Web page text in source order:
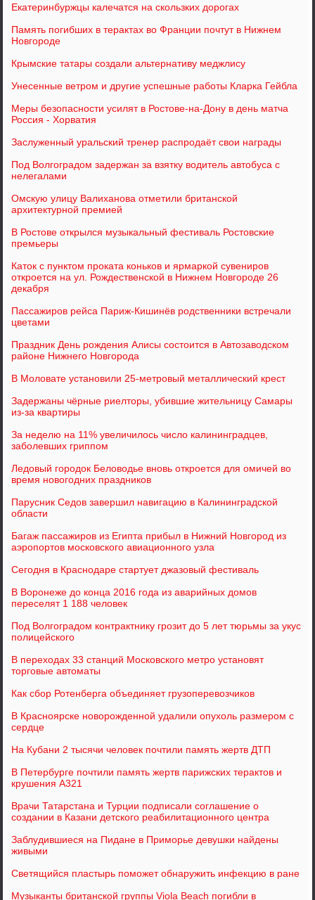
Екатеринбуржцы калечатся на скользких дорогах
Память погибших в терактах во Франции почтут в Нижнем
Новгороде
Крымские татары создали альтернативу меджлису
Унесенные ветром и другие успешные работы Кларка Гейбла
Меры безопасности усилят в Ростове-на-Дону в день матча
Россия - Хорватия
Заслуженный уральский тренер распродаёт свои награды
Под Волгоградом задержан за взятку водитель автобуса с
нелегалами
Омскую улицу Валиханова отметили британской
архитектурной премией
В Ростове открылся музыкальный фестиваль Ростовские
премьеры
Каток с пунктом проката коньков и ярмаркой сувениров
откроется на ул. Рождественской в Нижнем Новгороде 26
декабря
Пассажиров рейса Париж-Кишинёв родственники встречали
цветами
Праздник День рождения Алисы состоится в Автозаводском
районе Нижнего Новгорода
В Моловате установили 25-метровый металлический крест
Задержаны чёрные риелторы, убившие жительницу Самары
из-за квартиры
За неделю на 11% увеличилось число калининградцев,
заболевших гриппом
Ледовый городок Беловодье вновь откроется для омичей во
время новогодних праздников
Парусник Седов завершил навигацию в Калининградской
области
Багаж пассажиров из Египта прибыл в Нижний Новгород из
аэропортов московского авиационного узла
Сегодня в Краснодаре стартует джазовый фестиваль
В Воронеже до конца 2016 года из аварийных домов
переселят 1 188 человек
Под Волгоградом контрактнику грозит до 5 лет тюрьмы за укус
полицейского
В переходах 33 станций Московского метро установят
торговые автоматы
Как сбор Ротенберга объединяет грузоперевозчиков
В Красноярске новорожденной удалили опухоль размером с
сердце
На Кубани 2 тысячи человек почтили память жертв ДТП
В Петербурге почтили память жертв парижских терактов и
крушения А321
Врачи Татарстана и Турции подписали соглашение о
создании в Казани детского реабилитационного центра
Заблудившиеся на Пидане в Приморье девушки найдены
живыми
Светящийся пластырь поможет обнаружить инфекцию в ране
Музыканты британской группы Viola Beach погибли в